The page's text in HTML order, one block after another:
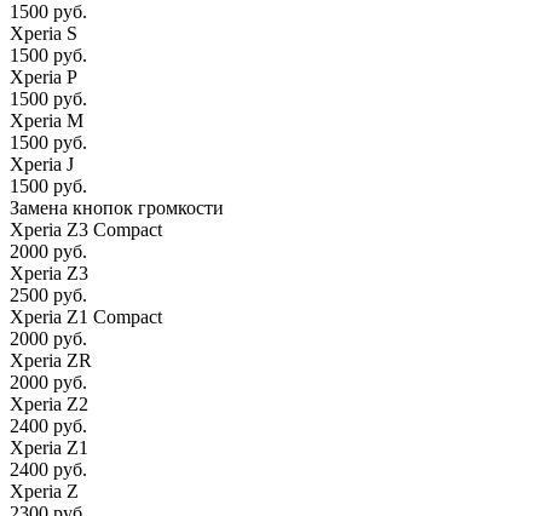
1500 руб.
Xperia S
1500 руб.
Xperia P
1500 руб.
Xperia M
1500 руб.
Xperia J
1500 руб.
Замена кнопок громкости
Xperia Z3 Compact
2000 руб.
Xperia Z3
2500 руб.
Xperia Z1 Compact
2000 руб.
Xperia ZR
2000 руб.
Xperia Z2
2400 руб.
Xperia Z1
2400 руб.
Xperia Z